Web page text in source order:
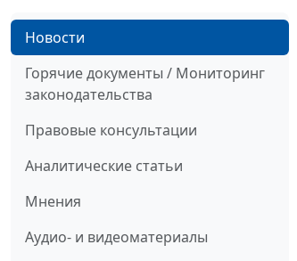
Новости
Горячие документы / Мониторинг
законодательства
Правовые консультации
Аналитические статьи
Мнения
Аудио- и видеоматериалы